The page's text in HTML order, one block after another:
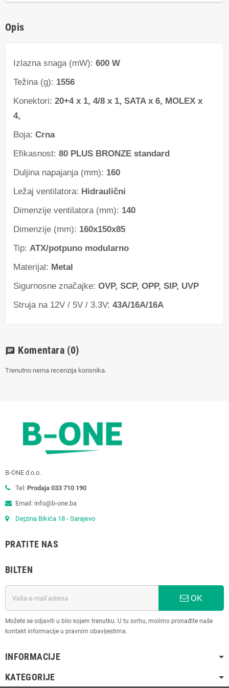
Opis
Izlazna snaga (mW): 600 W
Težina (g): 1556
Konektori: 20+4 x 1, 4/8 x 1, SATA x 6, MOLEX x
4,
Boja: Crna
Efikasnost: 80 PLUS BRONZE standard
Duljina napajanja (mm): 160
Ležaj ventilatora: Hidraulični
Dimenzije ventilatora (mm): 140
Dimenzije (mm): 160x150x85
Tip: ATX/potpuno modularno
Materijal: Metal
Sigurnosne značajke: OVP, SCP, OPP, SIP, UVP
Struja na 12V / 5V / 3.3V: 43A/16A/16A
chat Komentara (0)
Trenutno nema recenzija korisnika.
B-ONE d.o.o.
Tel: Prodaja 033 710 190
Email: info@b-one.ba
Dejzina Bikića 18 - Sarajevo
PRATITE NAS
BILTEN
OK
Možete se odjaviti u bilo kojem trenutku. U tu svrhu, molimo pronađite naše
kontakt informacije u pravnim obavijestima.
INFORMACIJE
KATEGORIJE